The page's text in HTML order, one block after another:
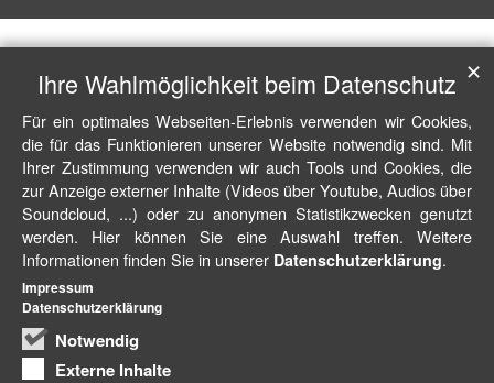
Ihre Wahlmöglichkeit beim Datenschutz
Für ein optimales Webseiten-Erlebnis verwenden wir Cookies,
die für das Funktionieren unserer Website notwendig sind. Mit
Ihrer Zustimmung verwenden wir auch Tools und Cookies, die
zur Anzeige externer Inhalte (Videos über Youtube, Audios über
Soundcloud, ...) oder zu anonymen Statistikzwecken genutzt
werden. Hier können Sie eine Auswahl treffen. Weitere
Informationen finden Sie in unserer Datenschutzerklärung.
Notwendig
Externe Inhalte
✕
Impressum
Datenschutzerklärung